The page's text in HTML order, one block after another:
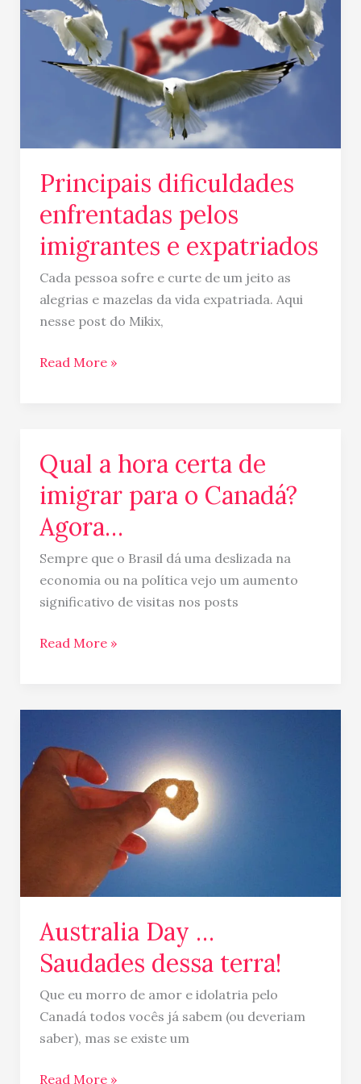
Principais dificuldades
enfrentadas pelos
imigrantes e expatriados
Cada pessoa sofre e curte de um jeito as
alegrias e mazelas da vida expatriada. Aqui
nesse post do Mikix,
pelos
imigrantes
expatriados
Read More »
Qual a hora certa de
imigrar para o Canadá?
Agora…
Sempre que o Brasil dá uma deslizada na
economia ou na política vejo um aumento
significativo de visitas nos posts
Qual
hora
certa
imigrar
para
o
Read More »
Australia Day …
Saudades dessa terra!
Que eu morro de amor e idolatria pelo
Canadá todos vocês já sabem (ou deveriam
saber), mas se existe um
…
Saudades
Read More »